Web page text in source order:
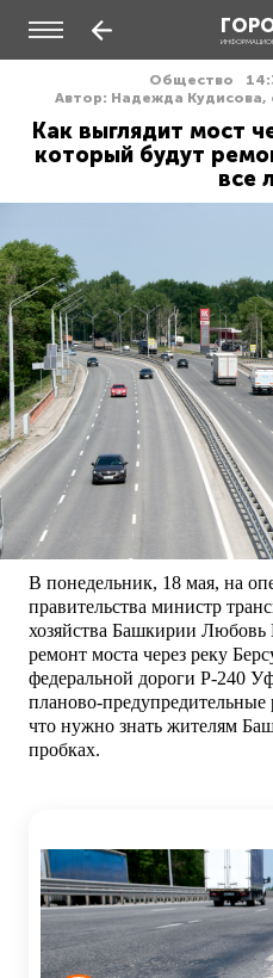
Общество
Автор: Надежда
Как выглядит мост
который будут
все
В понедельник, 18 мая, на
правительства министр
хозяйства Башкирии Любовь
ремонт моста через реку
федеральной дороги Р-240
планово-
что нужно знать жителям
пробках.